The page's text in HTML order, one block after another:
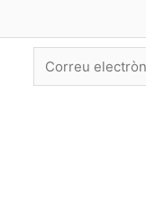
Correu
electrònic*